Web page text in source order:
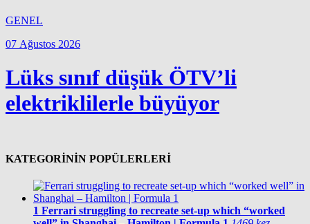
GENEL
07 Ağustos 2026
Lüks sınıf düşük ÖTV’li
elektriklilerle büyüyor
KATEGORİNİN POPÜLERLERİ
1 Ferrari struggling to recreate set-up which “worked